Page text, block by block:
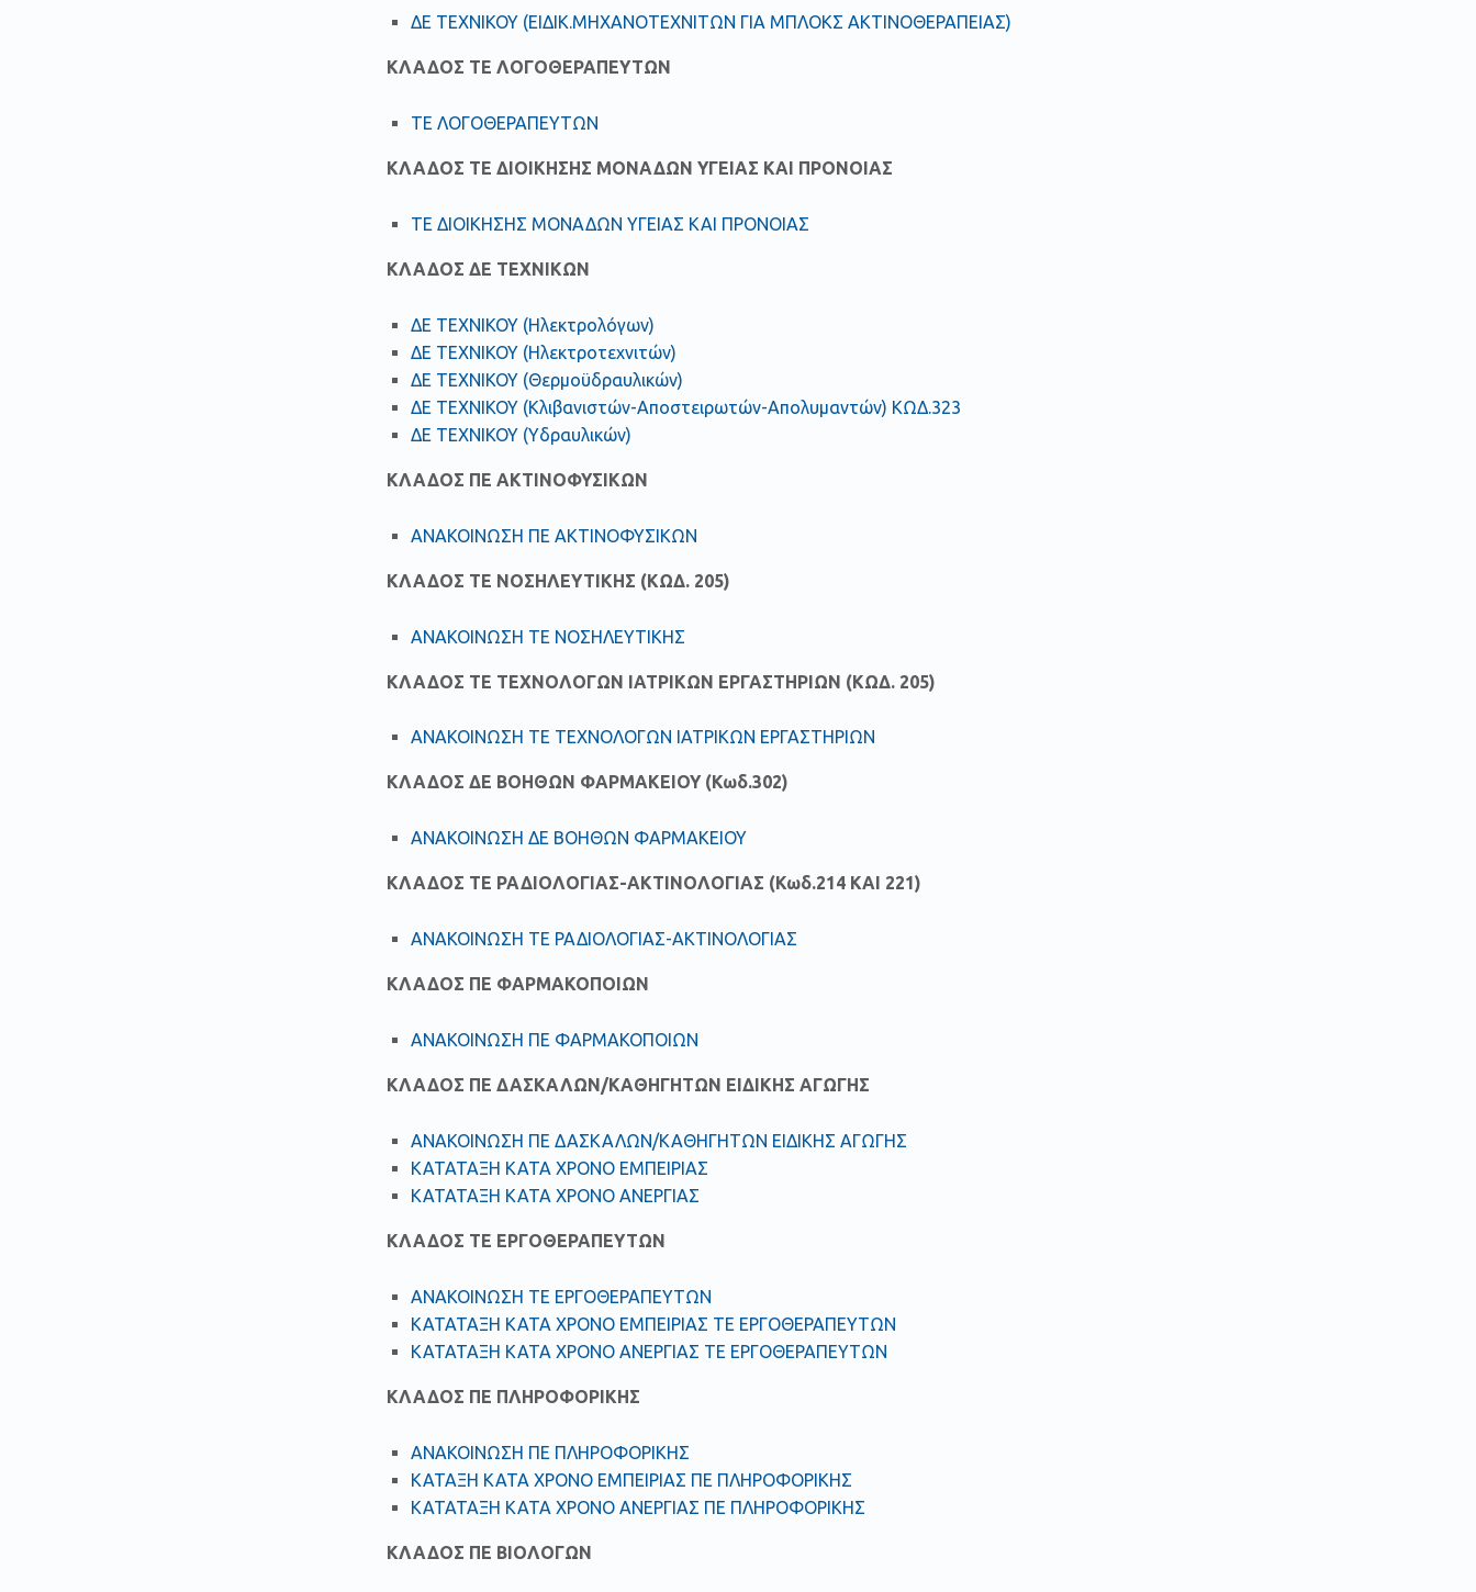
ΔΕ ΤΕΧΝΙΚΟΥ (ΕΙΔΙΚ.ΜΗΧΑΝΟΤΕΧΝΙΤΩΝ ΓΙΑ ΜΠΛΟΚΣ ΑΚΤΙΝΟΘΕΡΑΠΕΙΑΣ)
ΚΛΑΔΟΣ ΤΕ ΛΟΓΟΘΕΡΑΠΕΥΤΩΝ
ΤΕ ΛΟΓΟΘΕΡΑΠΕΥΤΩΝ
ΚΛΑΔΟΣ ΤΕ ΔΙΟΙΚΗΣΗΣ ΜΟΝΑΔΩΝ ΥΓΕΙΑΣ ΚΑΙ ΠΡΟΝΟΙΑΣ
ΤΕ ΔΙΟΙΚΗΣΗΣ ΜΟΝΑΔΩΝ ΥΓΕΙΑΣ ΚΑΙ ΠΡΟΝΟΙΑΣ
ΚΛΑΔΟΣ ΔΕ ΤΕΧΝΙΚΩΝ
ΔΕ ΤΕΧΝΙΚΟΥ (Ηλεκτρολόγων)
ΔΕ ΤΕΧΝΙΚΟΥ (Ηλεκτροτεχνιτών)
ΔΕ ΤΕΧΝΙΚΟΥ (Θερμοϋδραυλικών)
ΔΕ ΤΕΧΝΙΚΟΥ (Κλιβανιστών-Αποστειρωτών-Απολυμαντών) ΚΩΔ.323
ΔΕ ΤΕΧΝΙΚΟΥ (Υδραυλικών)
ΚΛΑΔΟΣ ΠΕ ΑΚΤΙΝΟΦΥΣΙΚΩΝ
ΑΝΑΚΟΙΝΩΣΗ ΠΕ ΑΚΤΙΝΟΦΥΣΙΚΩΝ
ΚΛΑΔΟΣ ΤΕ ΝΟΣΗΛΕΥΤΙΚΗΣ (ΚΩΔ. 205)
ΑΝΑΚΟΙΝΩΣΗ ΤΕ ΝΟΣΗΛΕΥΤΙΚΗΣ
ΚΛΑΔΟΣ ΤΕ ΤΕΧΝΟΛΟΓΩΝ ΙΑΤΡΙΚΩΝ ΕΡΓΑΣΤΗΡΙΩΝ (ΚΩΔ. 205)
ΑΝΑΚΟΙΝΩΣΗ ΤΕ ΤΕΧΝΟΛΟΓΩΝ ΙΑΤΡΙΚΩΝ ΕΡΓΑΣΤΗΡΙΩΝ
ΚΛΑΔΟΣ ΔΕ ΒΟΗΘΩΝ ΦΑΡΜΑΚΕΙΟΥ (Κωδ.302)
ΑΝΑΚΟΙΝΩΣΗ ΔΕ ΒΟΗΘΩΝ ΦΑΡΜΑΚΕΙΟΥ
ΚΛΑΔΟΣ ΤΕ ΡΑΔΙΟΛΟΓΙΑΣ-ΑΚΤΙΝΟΛΟΓΙΑΣ (Κωδ.214 ΚΑΙ 221)
ΑΝΑΚΟΙΝΩΣΗ ΤΕ ΡΑΔΙΟΛΟΓΙΑΣ-ΑΚΤΙΝΟΛΟΓΙΑΣ
ΚΛΑΔΟΣ ΠΕ ΦΑΡΜΑΚΟΠΟΙΩΝ
ΑΝΑΚΟΙΝΩΣΗ ΠΕ ΦΑΡΜΑΚΟΠΟΙΩΝ
ΚΛΑΔΟΣ ΠΕ ΔΑΣΚΑΛΩΝ/ΚΑΘΗΓΗΤΩΝ ΕΙΔΙΚΗΣ ΑΓΩΓΗΣ
ΑΝΑΚΟΙΝΩΣΗ ΠΕ ΔΑΣΚΑΛΩΝ/ΚΑΘΗΓΗΤΩΝ ΕΙΔΙΚΗΣ ΑΓΩΓΗΣ
ΚΑΤΑΤΑΞΗ ΚΑΤΑ ΧΡΟΝΟ ΕΜΠΕΙΡΙΑΣ
ΚΑΤΑΤΑΞΗ ΚΑΤΑ ΧΡΟΝΟ ΑΝΕΡΓΙΑΣ
ΚΛΑΔΟΣ ΤΕ ΕΡΓΟΘΕΡΑΠΕΥΤΩΝ
ΑΝΑΚΟΙΝΩΣΗ ΤΕ ΕΡΓΟΘΕΡΑΠΕΥΤΩΝ
ΚΑΤΑΤΑΞΗ ΚΑΤΑ ΧΡΟΝΟ ΕΜΠΕΙΡΙΑΣ ΤΕ ΕΡΓΟΘΕΡΑΠΕΥΤΩΝ
ΚΑΤΑΤΑΞΗ ΚΑΤΑ ΧΡΟΝΟ ΑΝΕΡΓΙΑΣ ΤΕ ΕΡΓΟΘΕΡΑΠΕΥΤΩΝ
ΚΛΑΔΟΣ ΠΕ ΠΛΗΡΟΦΟΡΙΚΗΣ
ΑΝΑΚΟΙΝΩΣΗ ΠΕ ΠΛΗΡΟΦΟΡΙΚΗΣ
ΚΑΤΑΞΗ ΚΑΤΑ ΧΡΟΝΟ ΕΜΠΕΙΡΙΑΣ ΠΕ ΠΛΗΡΟΦΟΡΙΚΗΣ
ΚΑΤΑΤΑΞΗ ΚΑΤΑ ΧΡΟΝΟ ΑΝΕΡΓΙΑΣ ΠΕ ΠΛΗΡΟΦΟΡΙΚΗΣ
ΚΛΑΔΟΣ ΠΕ ΒΙΟΛΟΓΩΝ